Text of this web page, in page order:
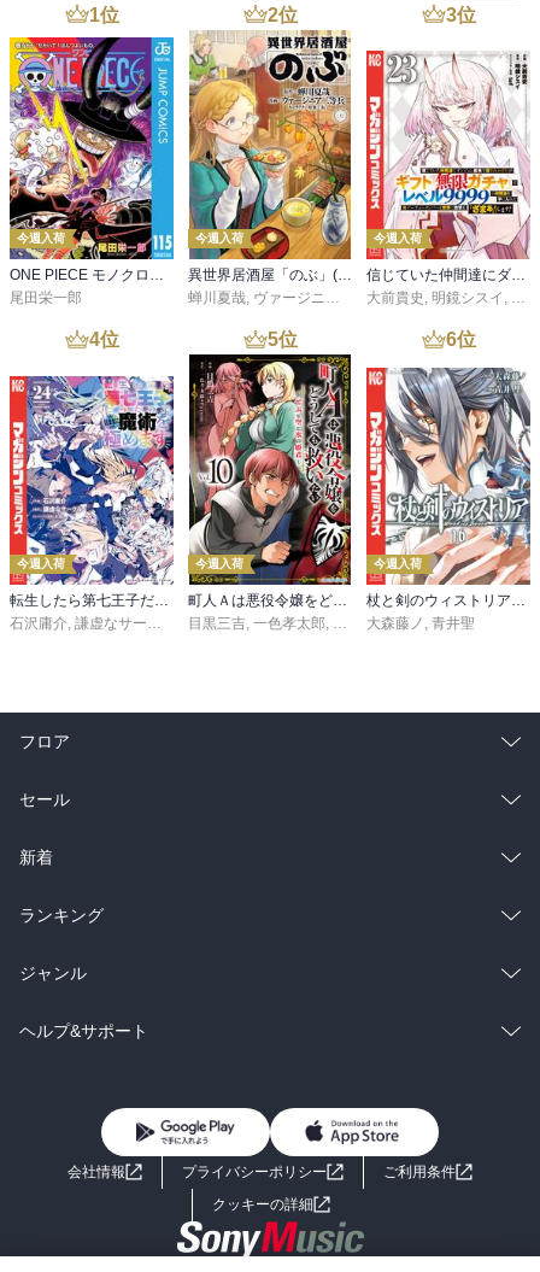
1位
今週入荷
ONE PIECE モノクロ版 115
尾田栄一郎
2位
今週入荷
異世界居酒屋「のぶ」(22)
蝉川夏哉, ヴァージニア二等兵 ,転
3位
今週入荷
信じていた仲間達にダンジョン奥地で殺されかけたがギフト『無限ガチャ』でレベル９９９９の仲間達を手に入れて元パーティーメンバーと世界に復讐＆『ざまぁ！』します！（２３）
大前貴史 , 明鏡シスイ , ｔ
4位
今週入荷
石沢庸介 謙虚なサークル メル。
5位
今週入荷
目黒三吉 一色孝太郎 Parum
6位
今週入荷
大森藤ノ 青井聖
フロア
総合
ラノベ
雑誌・グラビア
BL・TL
セール
総合
ラノベ
雑誌・グラビア
BL・TL
新着
総合
ラノベ
雑誌・グラビア
ランキング
総合
ラノベ
ジャンル
コミック
ライトノベル 男子向けラノベ
小説
海外小説
ヘルプ&サポート
よくあるご質問 お問い合わせ
会社情報 プライバシーポリシー
ご利用条件
クッキーの詳細